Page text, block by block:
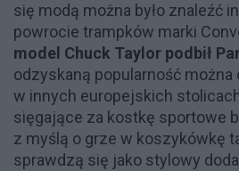
się modą można było znaleźć
powrocie trampków marki
model Chuck Taylor podbił
odzyskaną popularność
w innych europejskich
sięgające za kostkę sportowe
z myślą o grze w koszykówkę
sprawdzą się jako stylowy